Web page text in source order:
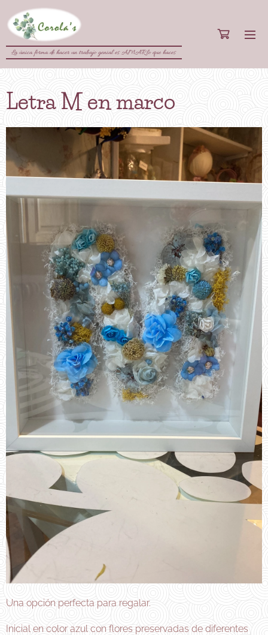
La única forma de hacer un trabajo genial es AMAR lo que haces
Letra M en marco
Una opción perfecta para regalar.
Inicial en color azul con flores preservadas de diferentes